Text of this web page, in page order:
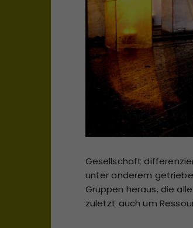
Gesellschaft
unter anderem
Gruppen heraus, die
zuletzt auch um